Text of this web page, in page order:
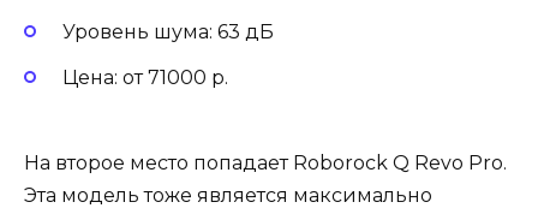
Уровень шума: 63 дБ
Цена: от 71000 р.
На второе место попадает Roborock Q Revo Pro.
Эта модель тоже является максимально